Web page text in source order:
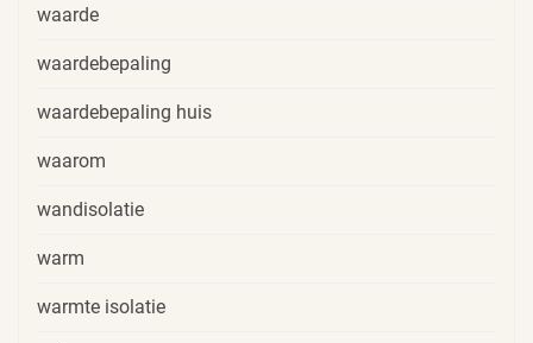
waarde
waardebepaling
waardebepaling huis
waarom
wandisolatie
warm
warmte isolatie